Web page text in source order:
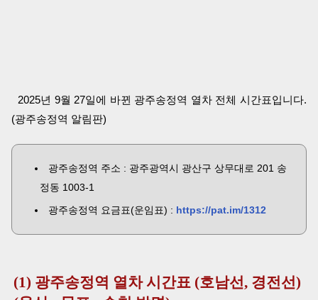
2025년 9월 27일에 바뀐 광주송정역 열차 전체 시간표입니다.
(광주송정역 알림판)
광주송정역 주소 : 광주광역시 광산구 상무대로 201 송
정동 1003-1
광주송정역 요금표(운임표) : https://pat.im/1312
(1) 광주송정역 열차 시간표 (호남선, 경전선)